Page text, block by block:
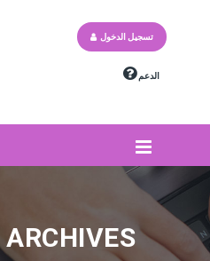
الدعم
تسجيل الدخول